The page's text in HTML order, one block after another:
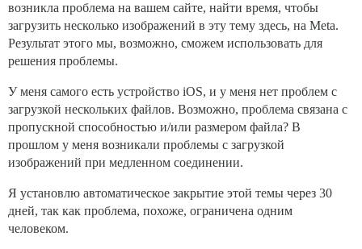
возникла проблема на вашем сайте, найти время, чтобы
загрузить несколько изображений в эту тему здесь, на Meta.
Результат этого мы, возможно, сможем использовать для
решения проблемы.
У меня самого есть устройство iOS, и у меня нет проблем с
загрузкой нескольких файлов. Возможно, проблема связана с
пропускной способностью и/или размером файла? В
прошлом у меня возникали проблемы с загрузкой
изображений при медленном соединении.
Я установлю автоматическое закрытие этой темы через 30
дней, так как проблема, похоже, ограничена одним
человеком.